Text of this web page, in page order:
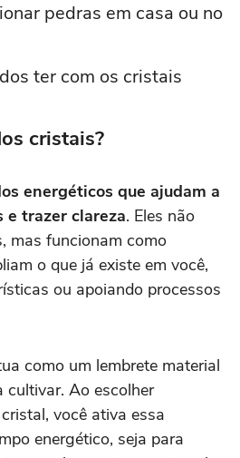
pedras em casa ou no
ter com os cristais
cristais?
energéticos que ajudam a
trazer clareza. Eles não
mas funcionam como
o que já existe em você,
ou apoiando processos
como um lembrete material
cultivar. Ao escolher
você ativa essa
energético, seja para